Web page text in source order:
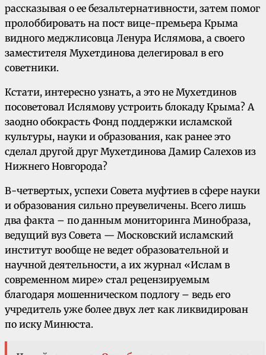
рассказывая о ее безальтернативности, затем помог
пролоббировать на пост вице-премьера Крыма
видного меджлисовца Ленура Ислямова, а своего
заместителя Мухетдинова делегировал в его
советники.
Кстати, интересно узнать, а это не Мухетдинов
посоветовал Ислямову устроить блокаду Крыма? А
заодно обокрасть Фонд поддержки исламской
культуры, науки и образования, как ранее это
сделал другой друг Мухетдинова Дамир Салехов из
Нижнего Новгорода?
В-четвертых, успехи Совета муфтиев в сфере науки
и образования сильно преувеличены. Всего лишь
два факта – по данным мониторинга Минобраза,
ведущий вуз Совета — Московский исламский
институт вообще не ведет образовательной и
научной деятельности, а их журнал «Ислам в
современном мире» стал рецензируемым
благодаря мошенническом подлогу – ведь его
учредитель уже более двух лет как ликвидирован
по иску Минюста.